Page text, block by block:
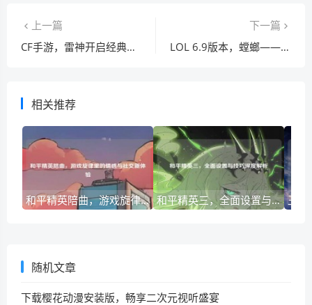
上一篇
CF手游，雷神开启经典枪械的焕新之旅
下一篇
LOL 6.9版本，螳螂——野区致命刺客
相关推荐
和平精英陪曲，游戏旋律里的情感与社交新体验 和平精英三，全面设置与技巧深度解析
随机文章
下载樱花动漫安装版，畅享二次元视听盛宴